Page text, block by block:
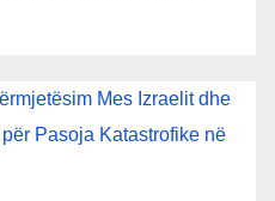
Mes Izraelit dhe
Pasoja Katastrofike në